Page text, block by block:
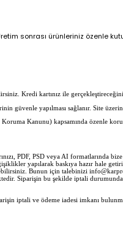
sonrası ürünleriniz özenle
Kredi kartınız ile
yapılması sağlanır. Site
Kanunu) kapsamında özenle
PDF, PSD veya AI formatlarında
yapılarak baskıya hazır hale
Bunun için talebinizi
Siparişin bu şekilde iptali
iptali ve ödeme iadesi imkanı